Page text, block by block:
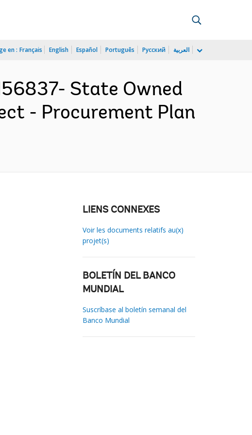
en : Français English Español Português Русский العربية
State Owned
- Procurement Plan
LIENS CONNEXES
Voir les documents relatifs au(x)
projet(s)
BOLETÍN DEL BANCO
MUNDIAL
Suscríbase al boletín semanal del
Banco Mundial